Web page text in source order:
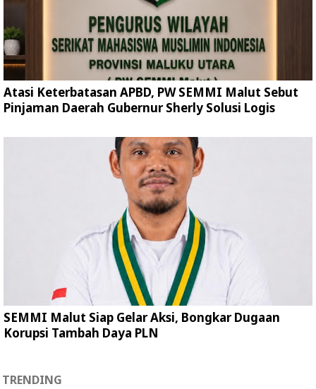
Atasi Keterbatasan APBD, PW SEMMI Malut Sebut
Pinjaman Daerah Gubernur Sherly Solusi Logis
SEMMI Malut Siap Gelar Aksi, Bongkar Dugaan
Korupsi Tambah Daya PLN
TRENDING